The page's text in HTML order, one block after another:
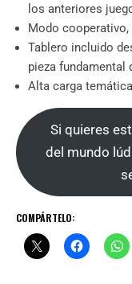
los anteriores
Modo
Tablero incluido
pieza fundamental
Alta carga
Si quieres
del mundo
COMPÁRTELO: